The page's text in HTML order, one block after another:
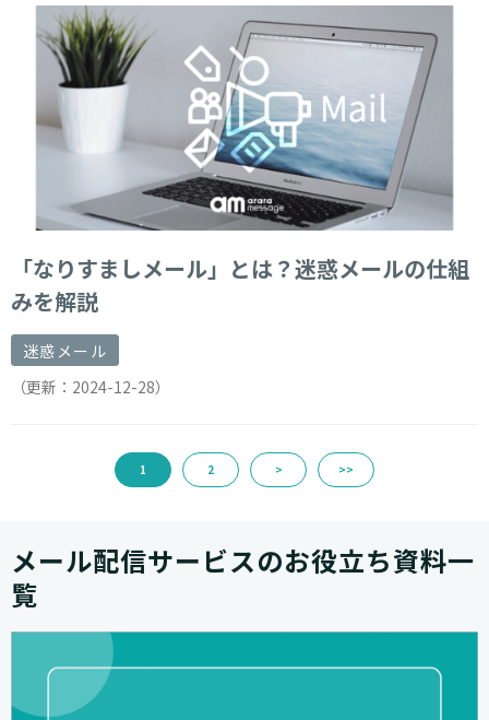
「なりすましメール」とは？迷惑メールの仕組
みを解説
迷惑メール
（更新： 2024-12-28）
1 2 > >>
メール配信サービスのお役立ち資料一
覧